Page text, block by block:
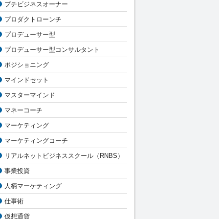
プチビジネスオーナー
プロダクトローンチ
プロデューサー型
プロデューサー型コンサルタント
ポジショニング
マインドセット
マスターマインド
マネーコーチ
マーケティング
マーケティングコーチ
リアルネットビジネススクール（RNBS）
事業投資
人柄マーケティング
仕事術
仮想通貨